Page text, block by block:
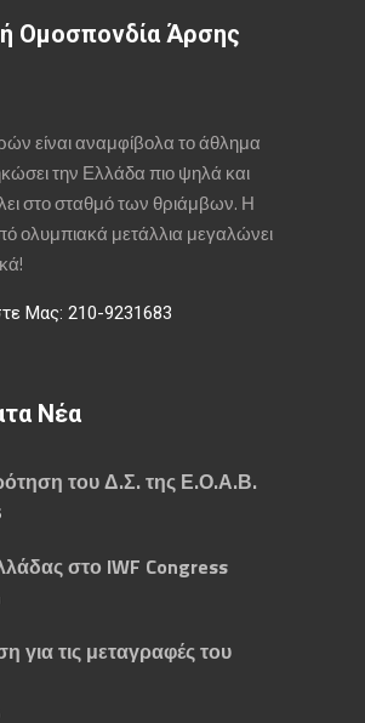
Ομοσπονδία Άρσης
είναι αναμφίβολα το άθλημα
την Ελλάδα πιο ψηλά και
στο σταθμό των θριάμβων. Η
ολυμπιακά μετάλλια μεγαλώνει
Μας: 210-9231683
Νέα
του Δ.Σ. της Ε.Ο.Α.Β.
στο IWF Congress
για τις μεταγραφές του